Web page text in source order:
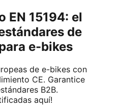
EN 15194: el
de
e-bikes
de e-bikes con
CE. Garantice
B2B.
aquí!